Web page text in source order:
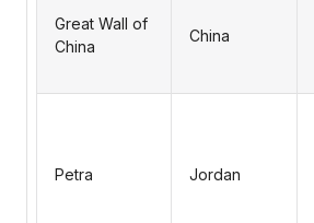
Great Wall of
China
China
Petra Jordan